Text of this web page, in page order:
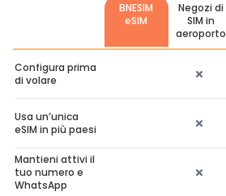
BNESIM
eSIM
Negozi di
SIM in
aeroporto
Configura prima
di volare
Usa un’unica
eSIM in più paesi
Mantieni attivi il
tuo numero e
WhatsApp